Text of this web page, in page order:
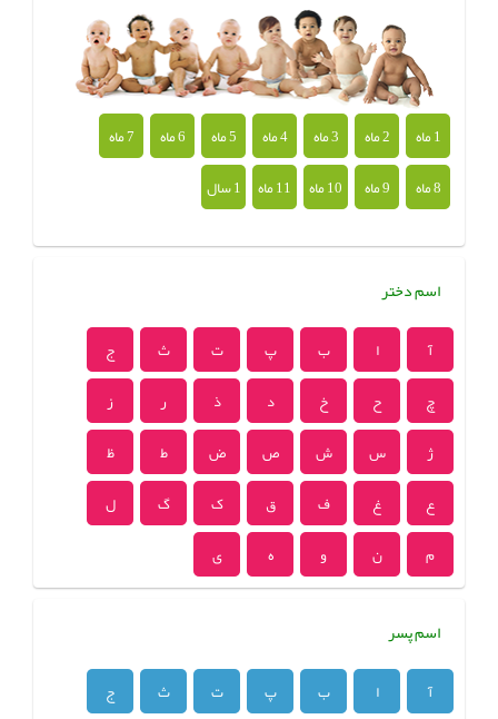
1 ماه 2 ماه 3 ماه 4 ماه 5 ماه 6 ماه
7 ماه
8 ماه
9 ماه 10 ماه 11 ماه 1 سال
اسم دختر
آ ا ب پ ت ث
ج
چ
ح خ د ذ ر
ز
ژ
س ش ص ض ط
ظ
ع
غ ف ق ک گ
ل
م
ن و ه ی
اسم پسر
آ ا ب پ ت ث
ج